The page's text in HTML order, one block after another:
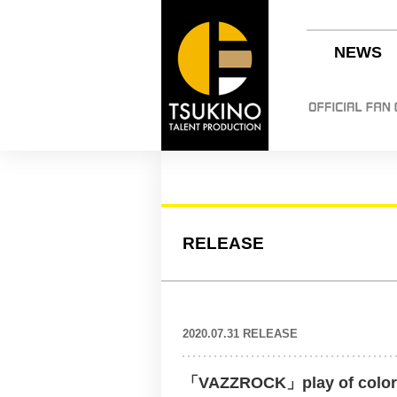
NEWS
RELEASE
2020.07.31 RELEASE
「VAZZROCK」play of